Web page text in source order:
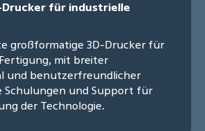
für industrielle
großformatige 3D-Drucker für
mit breiter
und benutzerfreundlicher
Schulungen und Support für
der Technologie.